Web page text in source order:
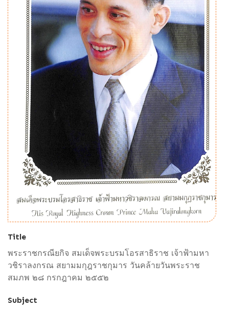
Title
พระราชกรณียกิจ สมเด็จพระบรมโอรสาธิราช เจ้าฟ้ามหา
วชิราลงกรณ สยามมกุฎราชกุมาร วันคล้ายวันพระราช
สมภพ ๒๘ กรกฎาคม ๒๕๕๒
Subject